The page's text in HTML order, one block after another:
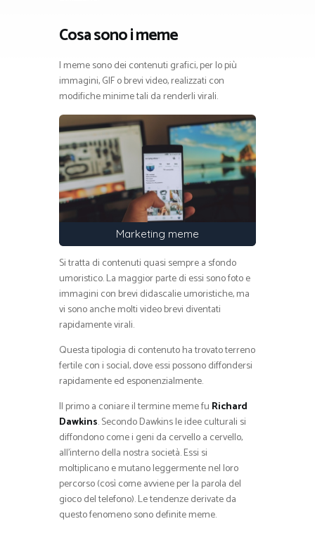
Cosa sono i meme
I meme sono dei contenuti grafici, per lo più
immagini, GIF o brevi video, realizzati con
modifiche minime tali da renderli virali.
Marketing meme
Si tratta di contenuti quasi sempre a sfondo
umoristico. La maggior parte di essi sono foto e
immagini con brevi didascalie umoristiche, ma
vi sono anche molti video brevi diventati
rapidamente virali.
Questa tipologia di contenuto ha trovato terreno
fertile con i social, dove essi possono diffondersi
rapidamente ed esponenzialmente.
Il primo a coniare il termine meme fu Richard
Dawkins. Secondo Dawkins le idee culturali si
diffondono come i geni da cervello a cervello,
all’interno della nostra società. Essi si
moltiplicano e mutano leggermente nel loro
percorso (così come avviene per la parola del
gioco del telefono). Le tendenze derivate da
questo fenomeno sono definite meme.